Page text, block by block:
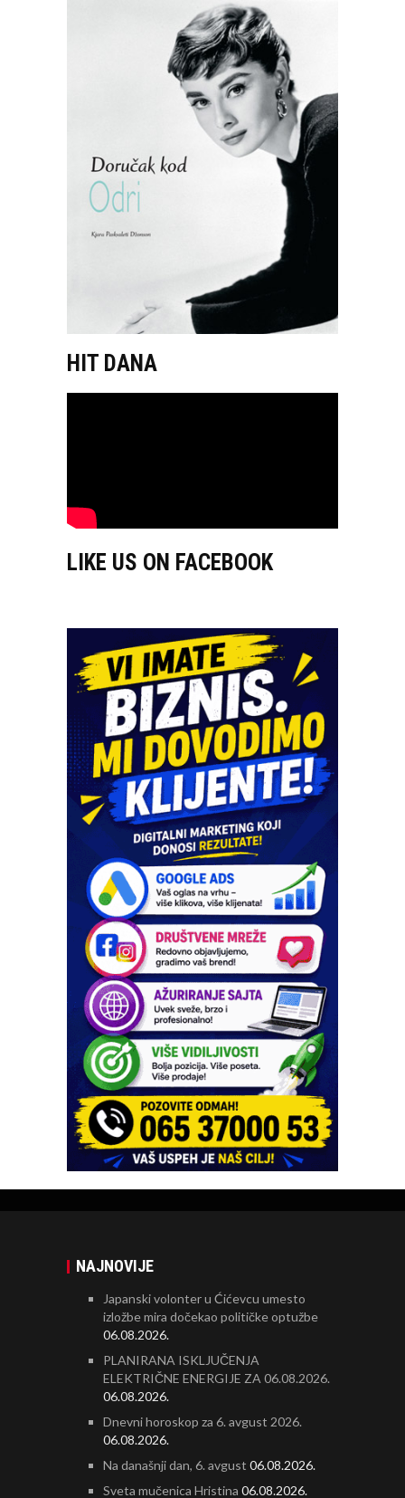
HIT DANA
LIKE US ON FACEBOOK
NAJNOVIJE
Japanski volonter u Ćićevcu umesto
izložbe mira dočekao političke optužbe
06.08.2026.
PLANIRANA ISKLJUČENJA
ELEKTRIČNE ENERGIJE ZA 06.08.2026.
06.08.2026.
Dnevni horoskop za 6. avgust 2026.
06.08.2026.
Na današnji dan, 6. avgust 06.08.2026.
Sveta mučenica Hristina 06.08.2026.